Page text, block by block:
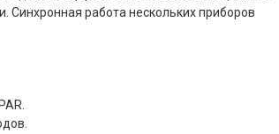
работа нескольких приборов